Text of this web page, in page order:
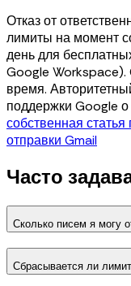
Отказ от
лимиты на момент
день для
Google Workspace).
время.
поддержки Google о
собственная
отправки Gmail
Часто
Сколько писем я могу
Сбрасывается ли